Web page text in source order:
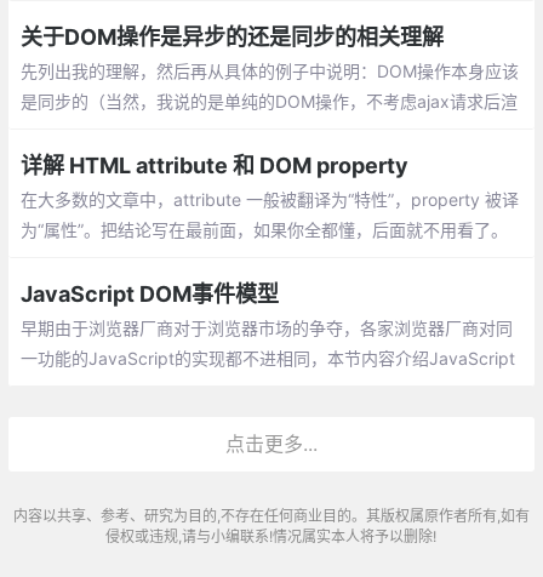
关于DOM操作是异步的还是同步的相关理解
先列出我的理解，然后再从具体的例子中说明：DOM操作本身应该
是同步的（当然，我说的是单纯的DOM操作，不考虑ajax请求后渲
的情况下，是难以察觉的）
详解 HTML attribute 和 DOM property
在大多数的文章中，attribute 一般被翻译为“特性”，property 被译
为“属性”。把结论写在最前面，如果你全都懂，后面就不用看了。
JavaScript DOM事件模型
早期由于浏览器厂商对于浏览器市场的争夺，各家浏览器厂商对同
一功能的JavaScript的实现都不进相同，本节内容介绍JavaScript
点击更多...
内容以共享、参考、研究为目的,不存在任何商业目的。其版权属原作者所有,如有
侵权或违规,请与小编联系!情况属实本人将予以删除!